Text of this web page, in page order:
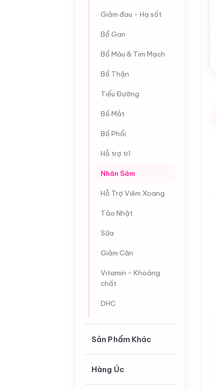
Giảm đau - Hạ sốt
Bổ Gan
Bổ Máu & Tim Mạch
Bổ Thận
Tiểu Đường
Bổ Mắt
Bổ Phổi
Hỗ trợ trĩ
Nhân Sâm
Hỗ Trợ Viêm Xoang
Tảo Nhật
Sữa
Giảm Cân
Vitamin - Khoáng
chất
DHC
Sản Phẩm Khác
Hàng Úc